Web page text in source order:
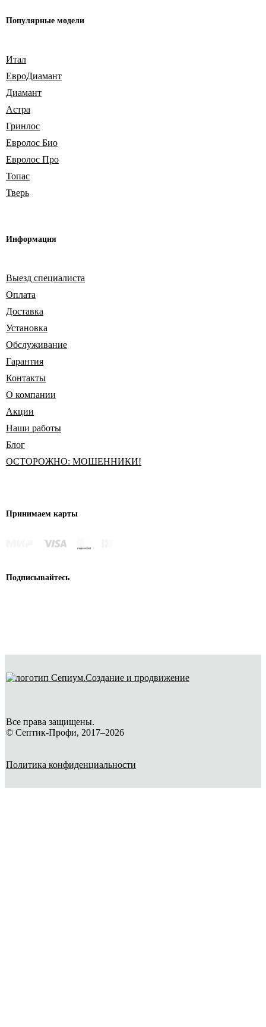
Популярные модели
Итал
ЕвроДиамант
Диамант
Астра
Гринлос
Евролос Био
Евролос Про
Топас
Тверь
Информация
Выезд специалиста
Оплата
Доставка
Установка
Обслуживание
Гарантия
Контакты
О компании
Акции
Наши работы
Блог
ОСТОРОЖНО: МОШЕННИКИ!
Принимаем карты
Подписывайтесь
Все права защищены.
© Септик-Профи, 2017–2026
Политика конфиденциальности
Создание и продвижение